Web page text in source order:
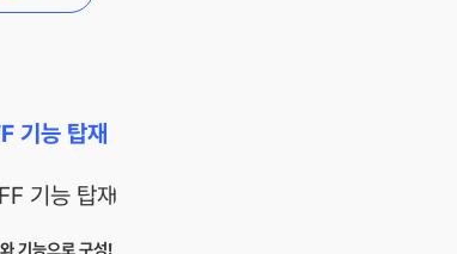
기능 탑재
기능으로 구성!